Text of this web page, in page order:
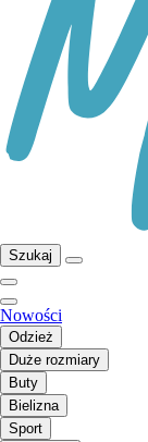
Szukaj
Nowości
Odzież
Duże rozmiary
Buty
Bielizna
Sport